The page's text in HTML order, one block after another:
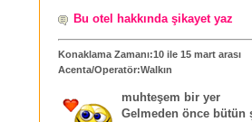
Bu otel hakkında şikayet yaz
Konaklama Zamanı:10 ile 15 mart arası
Acenta/Operatör:Walkın
muhteşem bir yer
Gelmeden önce